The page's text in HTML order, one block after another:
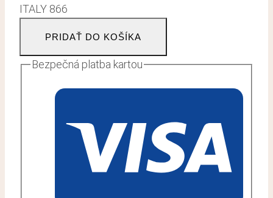
ITALY 866
PRIDAŤ DO KOŠÍKA
Bezpečná platba kartou